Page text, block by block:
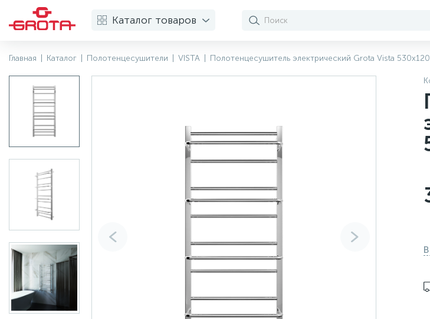
Каталог товаров
Главная Каталог Полотенцесушители VISTA Полотенцесушитель электрический Grota Vista